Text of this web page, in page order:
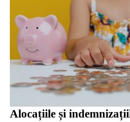
Alocațiile și